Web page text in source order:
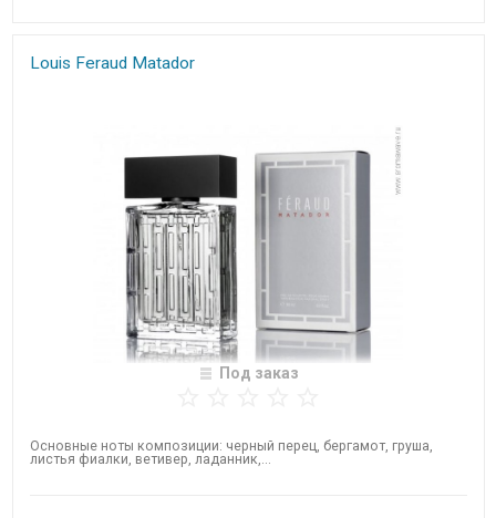
Louis Feraud Matador
Под заказ
Основные ноты композиции: черный перец, бергамот, груша,
листья фиалки, ветивер, ладанник,...